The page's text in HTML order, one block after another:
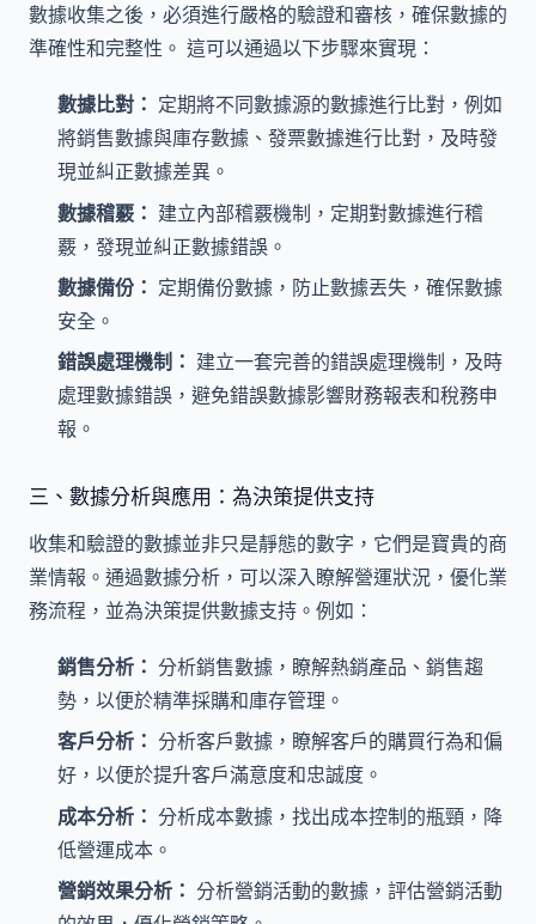
數據收集之後，必須進行嚴格的驗證和審核，確保數據的
準確性和完整性。 這可以通過以下步驟來實現：
數據比對： 定期將不同數據源的數據進行比對，例如
將銷售數據與庫存數據、發票數據進行比對，及時發
現並糾正數據差異。
數據稽覈： 建立內部稽覈機制，定期對數據進行稽
覈，發現並糾正數據錯誤。
數據備份： 定期備份數據，防止數據丟失，確保數據
安全。
錯誤處理機制： 建立一套完善的錯誤處理機制，及時
處理數據錯誤，避免錯誤數據影響財務報表和稅務申
報。
三、數據分析與應用：為決策提供支持
收集和驗證的數據並非只是靜態的數字，它們是寶貴的商
業情報。通過數據分析，可以深入瞭解營運狀況，優化業
務流程，並為決策提供數據支持。例如：
銷售分析： 分析銷售數據，瞭解熱銷產品、銷售趨
勢，以便於精準採購和庫存管理。
客戶分析： 分析客戶數據，瞭解客戶的購買行為和偏
好，以便於提升客戶滿意度和忠誠度。
成本分析： 分析成本數據，找出成本控制的瓶頸，降
低營運成本。
營銷效果分析： 分析營銷活動的數據，評估營銷活動